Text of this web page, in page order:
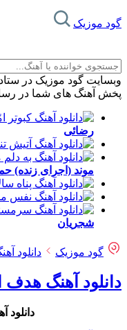
گود موزیک
وبسایت گود موزیک در
پخش آهنگ های شما در
رضائی
موند (اجرای زنده)
شجریان
گود موزیک دانلود
دانلود آهنگ هدف
دانلود